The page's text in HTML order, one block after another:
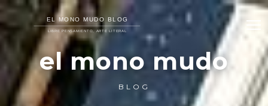
el mono mudo
BLOG